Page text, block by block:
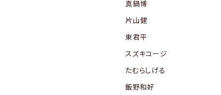
真鍋博
片山健
東君平
スズキコージ
たむらしげる
飯野和好